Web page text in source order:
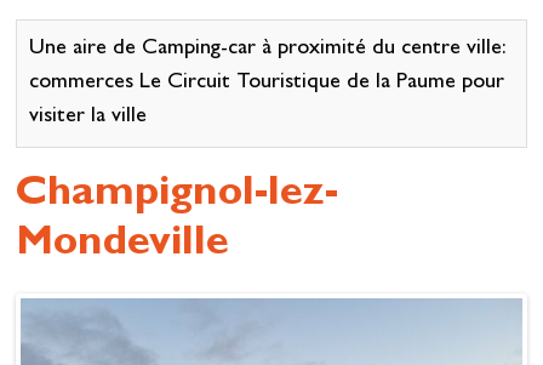
Une aire de Camping-car à proximité du centre ville:
commerces Le Circuit Touristique de la Paume pour
visiter la ville
Champignol-lez-
Mondeville